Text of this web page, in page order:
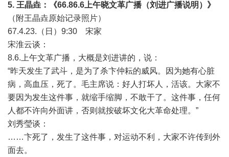
5. 王晶垚：《66.86.6上午晓文革广播（刘进广播说明）》
（附王晶垚原始记录照片）
67.4.23.（日）9:30 宋家
宋淮云谈：
8.6.上午文革广播，大概是刘进讲的，说：
“昨天发生了武斗，是为了杀卞仲耘的威风。因为她有心脏
病，高血压，死了。毛主席说：好人打坏人，活该。大家不
要因为发生这件事，就缩手缩脚，不敢干了。这件事，任何
人都不许向外面讲，否则就按破坏文化大革命处理。”
刘秀瑩谈：
……卞死了，发生了这件事，对运动不利，大家不许传到外
面去。